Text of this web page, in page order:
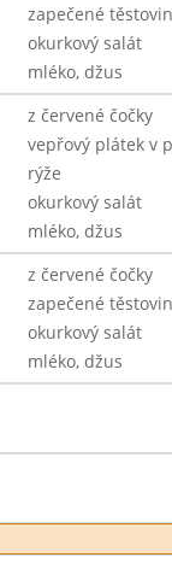
zapečené
okurkový salát
mléko, džus
z červené čočky
vepřový plátek v
rýže
okurkový salát
mléko, džus
z červené čočky
zapečené
okurkový salát
mléko, džus